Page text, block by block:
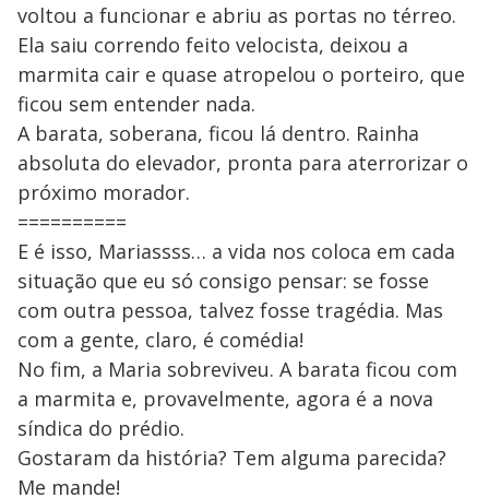
voltou a funcionar e abriu as portas no térreo.
Ela saiu correndo feito velocista, deixou a
marmita cair e quase atropelou o porteiro, que
ficou sem entender nada.
A barata, soberana, ficou lá dentro. Rainha
absoluta do elevador, pronta para aterrorizar o
próximo morador.
==========
E é isso, Mariassss… a vida nos coloca em cada
situação que eu só consigo pensar: se fosse
com outra pessoa, talvez fosse tragédia. Mas
com a gente, claro, é comédia!
No fim, a Maria sobreviveu. A barata ficou com
a marmita e, provavelmente, agora é a nova
síndica do prédio.
Gostaram da história? Tem alguma parecida?
Me mande!